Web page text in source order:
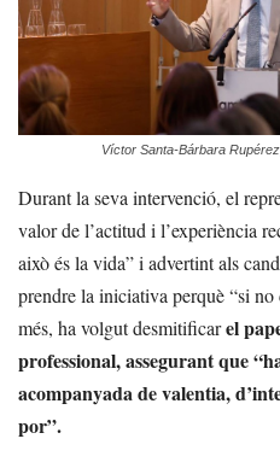
Víctor Santa-Bárbara
Durant la seva intervenció, el
valor de l’actitud i l’experiència
això és la vida” i advertint als
prendre la iniciativa perquè “si
més, ha volgut desmitificarel
professional, assegurant que
acompanyada de valentia,
por”.